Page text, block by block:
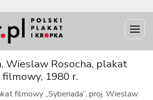
Wieslaw Rosocha, plakat
filmowy, 1980 r.
filmowy „Syberiada”, proj. Wieslaw